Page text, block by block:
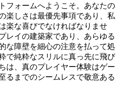
フォームへようこそ。あなたの
楽しさは最優先事項であり、私
楽な喜びでなければなりませ
レイの建築家であり、あらゆる
な障壁を細心の注意を払って処
で純粋なスリルに真っ先に飛び
は、真のプレイヤー体験はゲー
るまでのシームレスで敬意ある